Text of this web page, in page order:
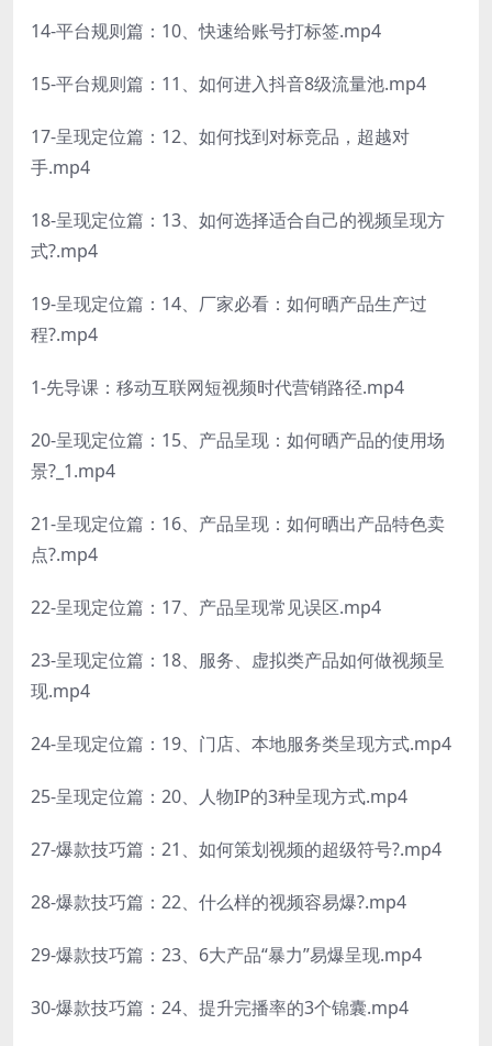
14-平台规则篇：10、快速给账号打标签.mp4
15-平台规则篇：11、如何进入抖音8级流量池.mp4
17-呈现定位篇：12、如何找到对标竞品，超越对
手.mp4
18-呈现定位篇：13、如何选择适合自己的视频呈现方
式?.mp4
19-呈现定位篇：14、厂家必看：如何晒产品生产过
程?.mp4
1-先导课：移动互联网短视频时代营销路径.mp4
20-呈现定位篇：15、产品呈现：如何晒产品的使用场
景?_1.mp4
21-呈现定位篇：16、产品呈现：如何晒出产品特色卖
点?.mp4
22-呈现定位篇：17、产品呈现常见误区.mp4
23-呈现定位篇：18、服务、虚拟类产品如何做视频呈
现.mp4
24-呈现定位篇：19、门店、本地服务类呈现方式.mp4
25-呈现定位篇：20、人物IP的3种呈现方式.mp4
27-爆款技巧篇：21、如何策划视频的超级符号?.mp4
28-爆款技巧篇：22、什么样的视频容易爆?.mp4
29-爆款技巧篇：23、6大产品“暴力”易爆呈现.mp4
30-爆款技巧篇：24、提升完播率的3个锦囊.mp4